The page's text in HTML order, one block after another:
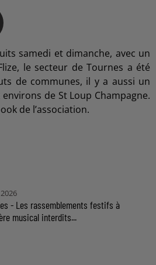
samedi et dimanche, avec un
le secteur de Tournes a été
de communes, il y a aussi un
de St Loup Champagne.
de l’association.
- Les rassemblements festifs à
musical interdits...